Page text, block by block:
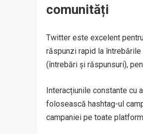
comunități
Twitter este excelent
răspunzi rapid la
(întrebări și răspunsuri),
Interacțiunile constante cu
folosească hashtag-ul
campaniei pe toate